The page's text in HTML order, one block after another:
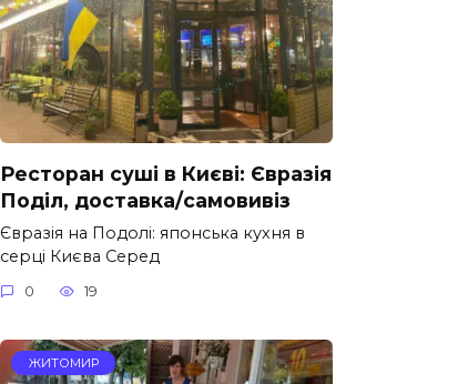
Ресторан суші в Києві: Євразія
Поділ, доставка/самовивіз
Євразія на Подолі: японська кухня в
серці Києва Серед
0 19
ЖИТОМИР